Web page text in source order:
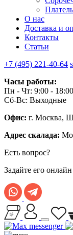
О нас
Доставка и
Контакты
Статьи
+7 (495) 221-40-64
Часы работы:
Пн - Чт: 9:00 -
Сб-Вс: Выходные
Офис: г. Москва,
Адрес скалада:
Есть вопрос?
Задайте его онлайн